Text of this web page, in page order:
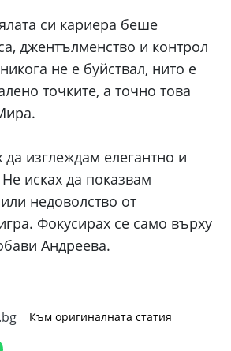
си кариера беше
джентълменство и контрол
не е буйствал, нито е
точките, а точно това
да изглеждам елегантно и
исках да показвам
недоволство от
Фокусирах се само върху
Андреева.
Към оригиналната статия